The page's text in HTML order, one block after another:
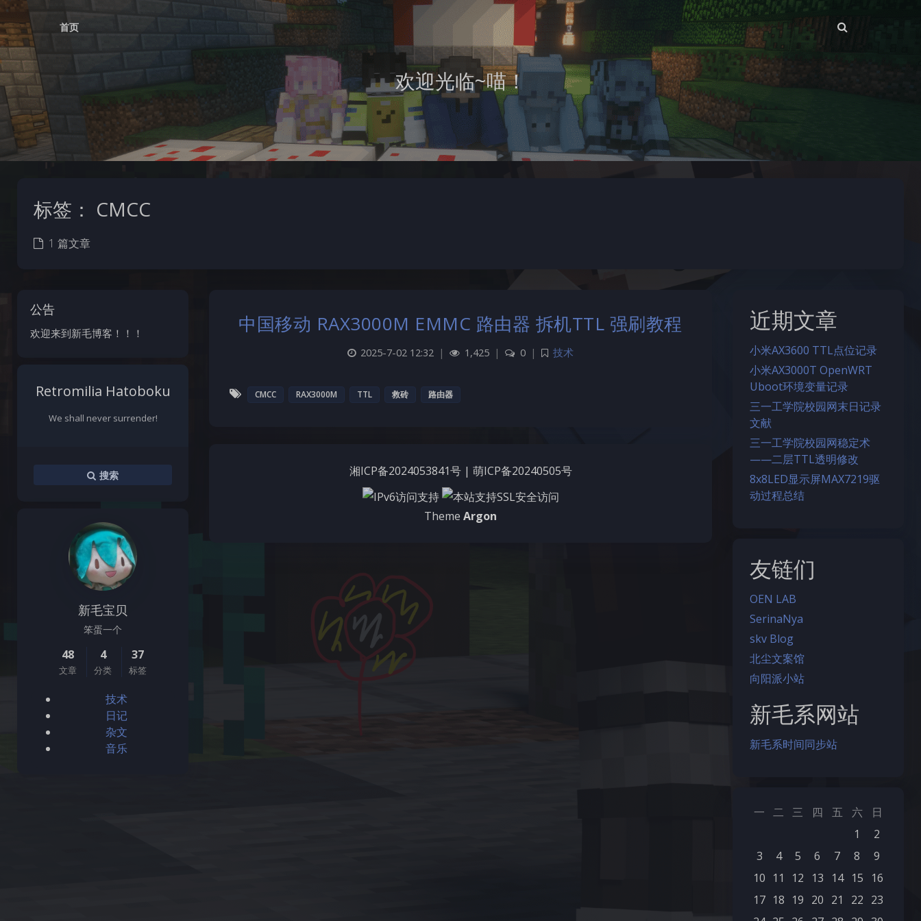
首页
欢迎光临~喵！
浅阴影 深阴影
标签： CMCC
1 篇文章
公告
欢迎来到新毛博客！！！
Retromilia Hatoboku
We shall never surrender!
搜索
新毛宝贝
笨蛋一个
48
文章
4
分类
37
标签
技术
日记
杂文
音乐
近期文章
小米AX3600 TTL点位记录
小米AX3000T OpenWRT
Uboot环境变量记录
三一工学院校园网末日记录
文献
三一工学院校园网稳定术
——二层TTL透明修改
8x8LED显示屏MAX7219驱
动过程总结
友链们
OEN LAB
SerinaNya
skv Blog
北尘文案馆
向阳派小站
新毛系网站
新毛系时间同步站
一 二 三 四 五 六
日
1
2
3
4 5 6 7 8
9
10 11 12 13 14 15
16
17 18 19 20 21 22 23
中国移动 RAX3000M EMMC 路由器 拆机TTL 强刷教程
2025-7-02 12:32 | 1,425 | 0 | 技术
CMCC RAX3000M TTL 救砖 路由器
湘ICP备2024053841号| 萌ICP备20240505号
Theme Argon